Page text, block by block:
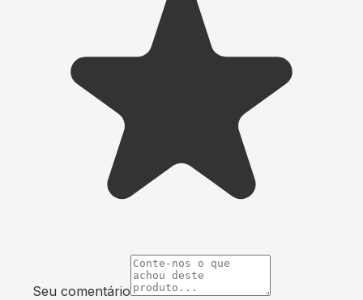
Seu comentário